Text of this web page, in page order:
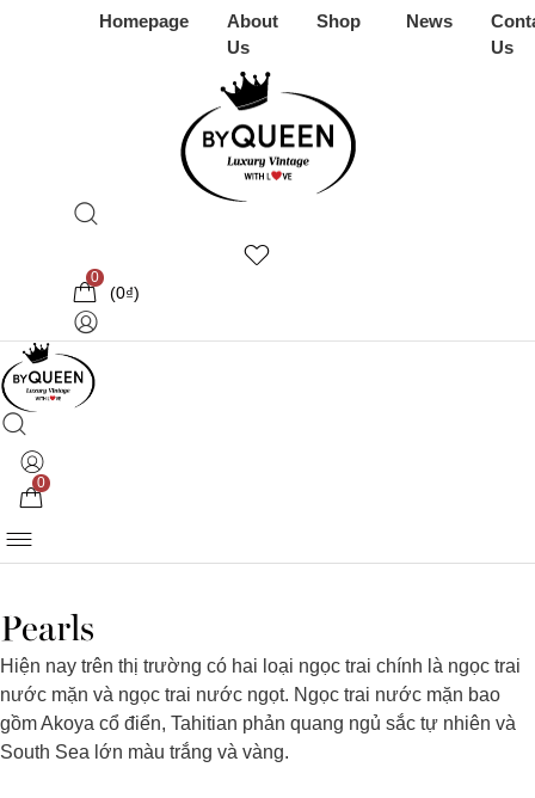
Homepage
About
Us
Shop News
Us
0
(0₫)
0
Pearls
Hiện nay trên thị trường có hai loại ngọc trai chính là ngọc trai
nước mặn và ngọc trai nước ngọt. Ngọc trai nước mặn bao
gồm Akoya cổ điển, Tahitian phản quang ngủ sắc tự nhiên và
South Sea lớn màu trắng và vàng.